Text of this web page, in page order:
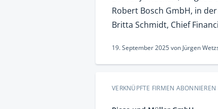
Robert Bosch GmbH, in
Britta Schmidt, Chief
19. September 2025von Jürgen
VERKNÜPFTE FIRMEN ABONNIEREN